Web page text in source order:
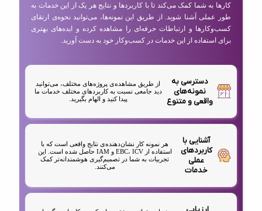
کارها به شما کمک می‌کند تا با کاربردها و نتایج هر یک از این خدمات به
طور عملی آشنا شوید. از طریق این نمونه‌ها، می‌توانید نحوه‌ی ارتقای
کسب‌وکارها و ارتباطات حرفه‌ای را مشاهده کرده و ایده‌های بهتری
برای استفاده از این خدمات در کسب‌وکار خود به دست آورید.
دسترسی به
نمونه‌های
واقعی و متنوع
از طریق مشاهده‌ی پروژه‌های مختلف، می‌توانید
دید جامعی نسبت به کاربردهای مختلف خدمات ما
پیدا کنید و الهام بگیرید.
آشنایی با
کاربردهای
عملی
خدمات
هر نمونه کار نشان‌دهنده‌ی نتایج واقعی است که با
استفاده از EBC، ICV و IAM حاصل شده است. این
تجربیات به شما در تصمیم‌گیری هوشمندانه‌تر کمک
می‌کنند.